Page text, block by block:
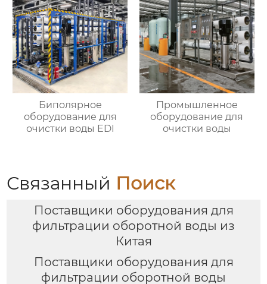
Биполярное
оборудование для
очистки воды EDI
Промышленное
оборудование для
очистки воды
Связанный Поиск
Поставщики оборудования для
фильтрации оборотной воды из
Китая
Поставщики оборудования для
фильтрации оборотной воды